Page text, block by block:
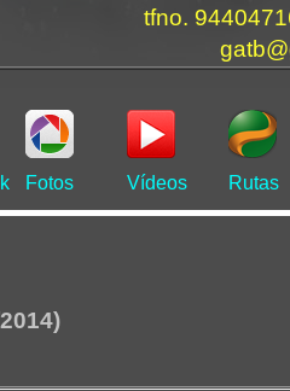
tfno.
Fotos Vídeos Rutas